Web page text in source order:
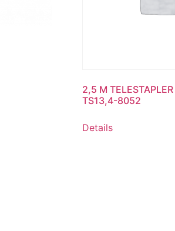
2,5 M
TS13,4-8052
Details